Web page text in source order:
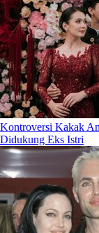
Kontroversi Kakak
Didukung Eks Istri